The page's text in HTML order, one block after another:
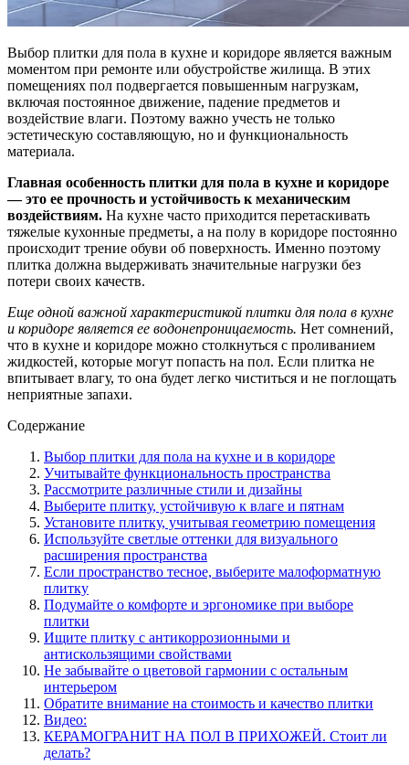
Выбор плитки для пола в кухне и коридоре является важным
моментом при ремонте или обустройстве жилища. В этих
помещениях пол подвергается повышенным нагрузкам,
включая постоянное движение, падение предметов и
воздействие влаги. Поэтому важно учесть не только
эстетическую составляющую, но и функциональность
материала.
Главная особенность плитки для пола в кухне и коридоре
— это ее прочность и устойчивость к механическим
воздействиям. На кухне часто приходится перетаскивать
тяжелые кухонные предметы, а на полу в коридоре постоянно
происходит трение обуви об поверхность. Именно поэтому
плитка должна выдерживать значительные нагрузки без
потери своих качеств.
Еще одной важной характеристикой плитки для пола в кухне
и коридоре является ее водонепроницаемость. Нет сомнений,
что в кухне и коридоре можно столкнуться с проливанием
жидкостей, которые могут попасть на пол. Если плитка не
впитывает влагу, то она будет легко чиститься и не поглощать
неприятные запахи.
Содержание
Выбор плитки для пола на кухне и в коридоре
Учитывайте функциональность пространства
Рассмотрите различные стили и дизайны
Выберите плитку, устойчивую к влаге и пятнам
Установите плитку, учитывая геометрию помещения
Используйте светлые оттенки для визуального
расширения пространства
Если пространство тесное, выберите малоформатную
плитку
Подумайте о комфорте и эргономике при выборе
плитки
Ищите плитку с антикоррозионными и
антискользящими свойствами
Не забывайте о цветовой гармонии с остальным
интерьером
Обратите внимание на стоимость и качество плитки
Видео:
КЕРАМОГРАНИТ НА ПОЛ В ПРИХОЖЕЙ. Стоит ли
делать?